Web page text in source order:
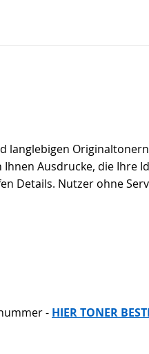
langlebigen
Ausdrucke, die Ihre
Details. Nutzer ohne
- HIER TONER